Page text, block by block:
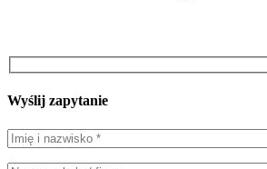
Wyślij zapytanie